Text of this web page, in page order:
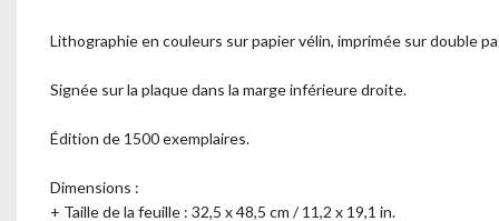
Lithographie en couleurs sur papier vélin, imprimée sur double
Signée sur la plaque dans la marge inférieure droite.
Édition de 1500 exemplaires.
Dimensions :
+ Taille de la feuille : 32,5 x 48,5 cm / 11,2 x 19,1 in.